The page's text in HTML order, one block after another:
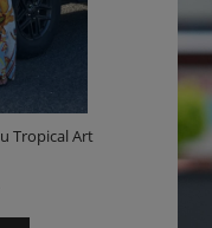
Tropical Art